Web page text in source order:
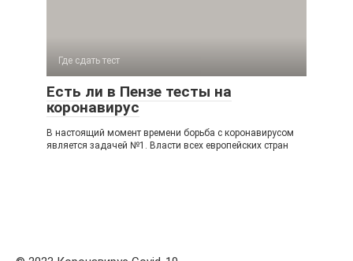
Где сдать тест
Есть ли в Пензе тесты на
коронавирус
В настоящий момент времени борьба с коронавирусом
является задачей №1. Власти всех европейских стран